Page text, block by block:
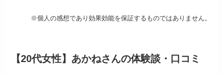
※個人の感想であり効果効能を保証するものではありません。
【20代女性】あかねさんの体験談・口コミ